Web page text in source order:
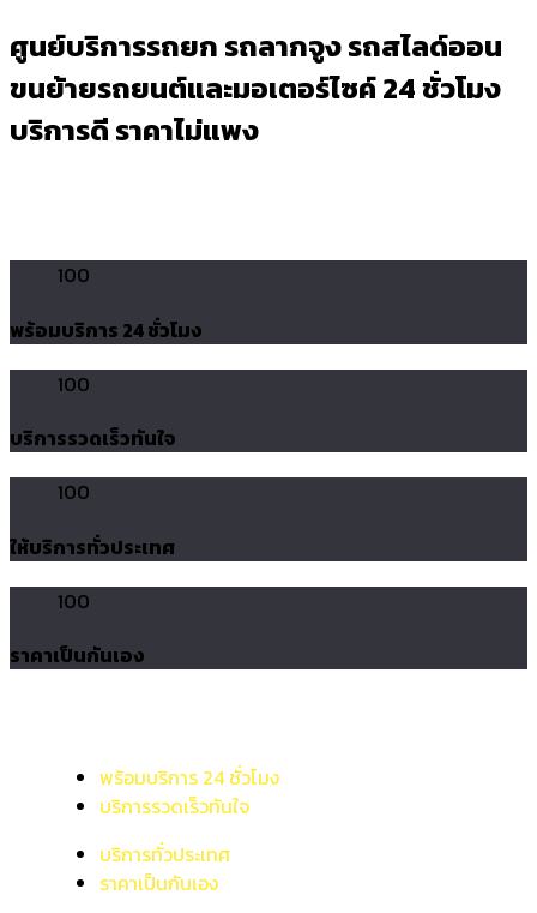
ศูนย์บริการรถยก รถลากจูง รถสไลด์ออน
ขนย้ายรถยนต์และมอเตอร์ไซค์ 24 ชั่วโมง
บริการดี ราคาไม่แพง
100
พร้อมบริการ 24 ชั่วโมง
100
บริการรวดเร็วทันใจ
100
ให้บริการทั่วประเทศ
100
ราคาเป็นกันเอง
พร้อมบริการ 24 ชั่วโมง
บริการรวดเร็วทันใจ
บริการทั่วประเทศ
ราคาเป็นกันเอง